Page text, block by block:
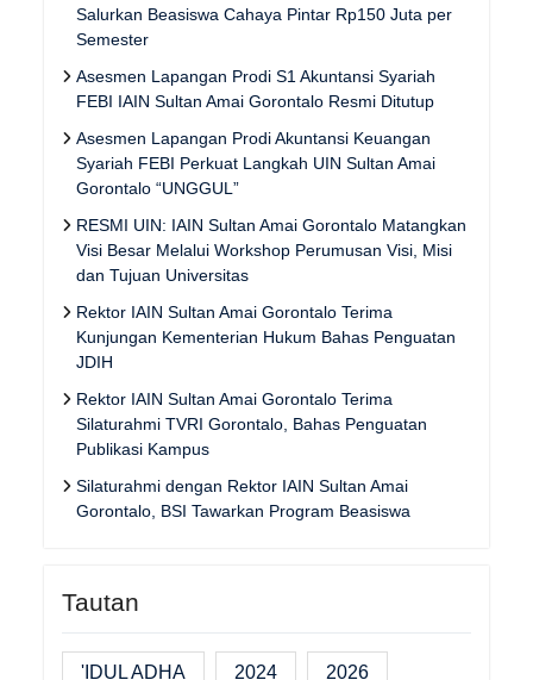
Salurkan Beasiswa Cahaya Pintar Rp150 Juta per
Semester
Asesmen Lapangan Prodi S1 Akuntansi Syariah
FEBI IAIN Sultan Amai Gorontalo Resmi Ditutup
Asesmen Lapangan Prodi Akuntansi Keuangan
Syariah FEBI Perkuat Langkah UIN Sultan Amai
Gorontalo “UNGGUL”
RESMI UIN: IAIN Sultan Amai Gorontalo Matangkan
Visi Besar Melalui Workshop Perumusan Visi, Misi
dan Tujuan Universitas
Rektor IAIN Sultan Amai Gorontalo Terima
Kunjungan Kementerian Hukum Bahas Penguatan
JDIH
Rektor IAIN Sultan Amai Gorontalo Terima
Silaturahmi TVRI Gorontalo, Bahas Penguatan
Publikasi Kampus
Silaturahmi dengan Rektor IAIN Sultan Amai
Gorontalo, BSI Tawarkan Program Beasiswa
Tautan
'IDUL ADHA 2024 2026